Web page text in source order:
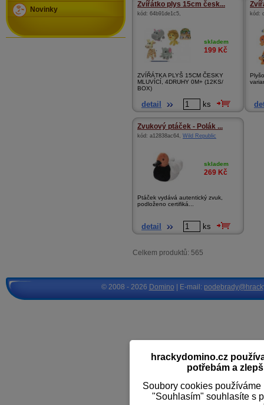
Zvířátko plys 15cm česk...
kód: 64b91de1c5,
skladem
199 Kč
ZVÍŘÁTKA PLYŠ 15CM ČESKY
MLUVÍCÍ, 4DRUHY 0M+ (12KS/
BOX)
detail ks
kód:
Zvukový ptáček - Polák ...
kód: a12838ac64, Wild Republic
skladem
269 Kč
Ptáček vydává autentický zvuk,
podloženo certifiká...
detail ks
Celkem produktů: 565
Novinky
hrackydomino.cz
potřebám a
Soubory cookies
"Souhlasím" souhlasíte s
© 2008 - 2026 Domino | E-mail: